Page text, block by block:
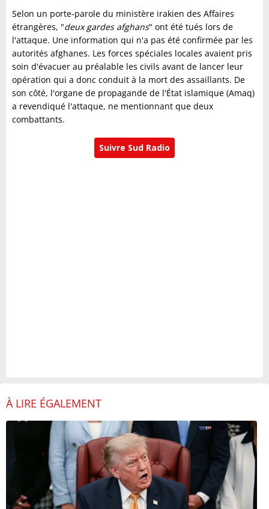
Selon un porte-parole du ministère irakien des Affaires
étrangères, "deux gardes afghans" ont été tués lors de
l'attaque. Une information qui n'a pas été confirmée par les
autorités afghanes. Les forces spéciales locales avaient pris
soin d'évacuer au préalable les civils avant de lancer leur
opération qui a donc conduit à la mort des assaillants. De
son côté, l'organe de propagande de l'État islamique (Amaq)
a revendiqué l'attaque, ne mentionnant que deux
combattants.
Suivre Sud Radio
À LIRE ÉGALEMENT